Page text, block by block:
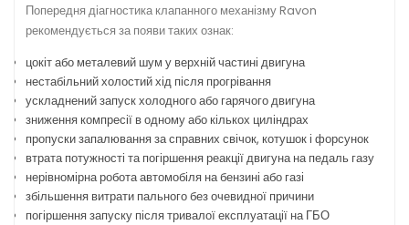
Попередня діагностика клапанного механізму Ravon
рекомендується за появи таких ознак:
цокіт або металевий шум у верхній частині двигуна
нестабільний холостий хід після прогрівання
ускладнений запуск холодного або гарячого двигуна
зниження компресії в одному або кількох циліндрах
пропуски запалювання за справних свічок, котушок і форсунок
втрата потужності та погіршення реакції двигуна на педаль газу
нерівномірна робота автомобіля на бензині або газі
збільшення витрати пального без очевидної причини
погіршення запуску після тривалої експлуатації на ГБО